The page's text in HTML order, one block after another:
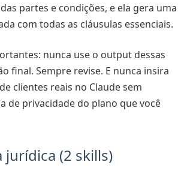
partes e condições, e ela gera uma
com todas as cláusulas essenciais.
nunca use o output dessas
final. Sempre revise. E nunca insira
clientes reais no Claude sem
de privacidade do plano que você
jurídica (2 skills)